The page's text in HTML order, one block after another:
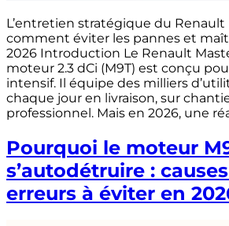
L’entretien stratégique du Renault
comment éviter les pannes et
2026 Introduction Le Renault
moteur 2.3 dCi (M9T) est conçu
intensif. Il équipe des milliers
chaque jour en livraison, sur
professionnel. Mais en 2026, une
Pourquoi le moteur
s’autodétruire :
erreurs à éviter en